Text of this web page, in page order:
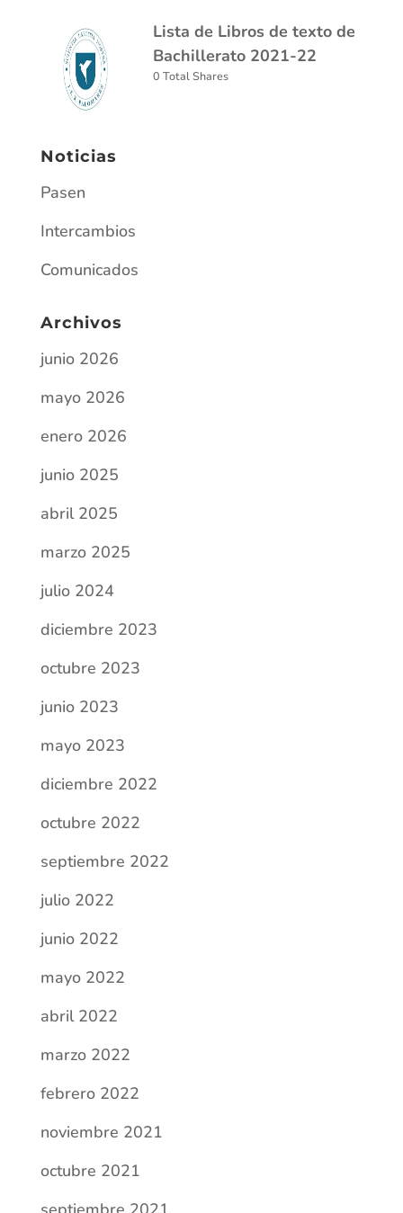
Lista de Libros de texto de
Bachillerato 2021-22
0 Total Shares
Noticias
Pasen
Intercambios
Comunicados
Archivos
junio 2026
mayo 2026
enero 2026
junio 2025
abril 2025
marzo 2025
julio 2024
diciembre 2023
octubre 2023
junio 2023
mayo 2023
diciembre 2022
octubre 2022
septiembre 2022
julio 2022
junio 2022
mayo 2022
abril 2022
marzo 2022
febrero 2022
noviembre 2021
octubre 2021